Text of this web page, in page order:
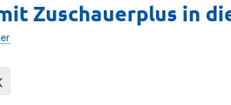
Zuschauerplus in